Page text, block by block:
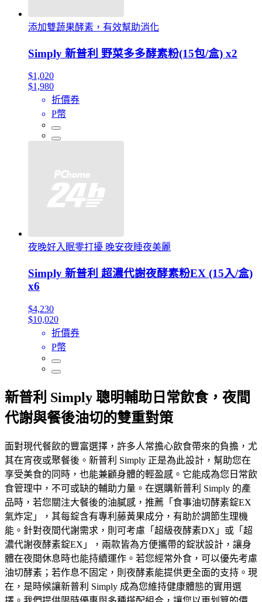
添加雙蔬果酵素，有效幫助消化
Simply 新普利 野菜多多酵素粉(15包/盒) x2
$1,020
$1,980
折價券
P幣
夜晚好入眠零打擾 晚安夜睡夜美麗
Simply 新普利 超濃代謝夜酵素粉EX (15入/盒)
x6
$4,230
$10,020
折價券
P幣
新普利 Simply 聰明輔助日常飲食，夜間
代謝與餐後油切的雙重對策
面對現代餐飲的豐富選擇，許多人常擔心飲食帶來的負擔，尤
其在宵夜或聚餐後。新普利 Simply 正是為此設計，幫助您在
享受美食的同時，也能兼顧身體的輕盈感。它能成為您日常飲
食管理中，不可或缺的輔助力量。在選購新普利 Simply 的產
品時，若您關注大餐後的油膩感，推薦「食事油切酵素錠EX
氣炸定」，其每錠含有專利藤黃果成分，有助於調節生理機
能。針對夜間代謝需求，則可考慮「超級夜酵素DX」或「超
濃代謝夜酵素錠EX」，兩款皆為方便攜帶的錠狀設計，讓身
體在夜間休息時也能持續運作。若您經常外食，可以優先考慮
油切酵素；若作息不固定，則夜酵素能提供更全面的支持。現
在，是時候讓新普利 Simply 成為您維持健康體態的實用選